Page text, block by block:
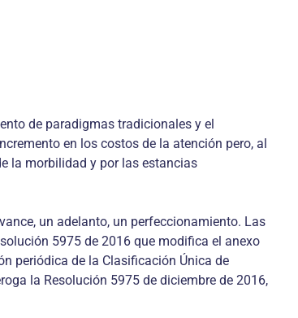
de paradigmas tradicionales y el
en los costos de la atención pero, al
la morbilidad y por las estancias
un adelanto, un perfeccionamiento. Las
5975 de 2016 que modifica el anexo
periódica de la Clasificación Única de
la Resolución 5975 de diciembre de 2016,